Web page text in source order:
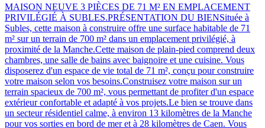
MAISON NEUVE 3 PIÈCES DE 71 M² EN EMPLACEMENT
PRIVILÉGIÉ À SUBLES.PRÉSENTATION DU BIENSituée à
Subles, cette maison à construire offre une surface habitable de 71
m² sur un terrain de 700 m² dans un emplacement privilégié, à
proximité de la Manche.Cette maison de plain-pied comprend deux
chambres, une salle de bains avec baignoire et une cuisine. Vous
disposerez d'un espace de vie total de 71 m², conçu pour construire
votre maison selon vos besoins.Construisez votre maison sur un
terrain spacieux de 700 m², vous permettant de profiter d'un espace
extérieur confortable et adapté à vos projets.Le bien se trouve dans
un secteur résidentiel calme, à environ 13 kilomètres de la Manche
pour vos sorties en bord de mer et à 28 kilomètres de Caen. Vous